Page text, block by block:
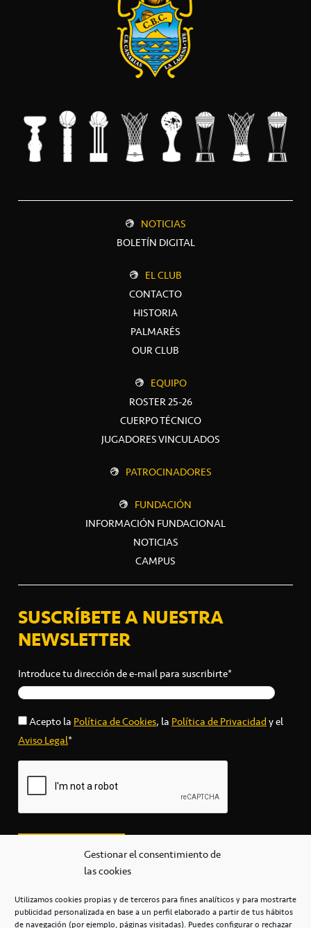
Gestionar el consentimiento de
las cookies
Utilizamos cookies propias y de terceros para fines analíticos y para mostrarte
publicidad personalizada en base a un perfil elaborado a partir de tus hábitos
de navegación (por ejemplo, páginas visitadas). Puedes configurar o rechazar
NOTICIAS
BOLETÍN DIGITAL
EL CLUB
CONTACTO
HISTORIA
PALMARÉS
OUR CLUB
EQUIPO
ROSTER 25-26
CUERPO TÉCNICO
JUGADORES VINCULADOS
PATROCINADORES
FUNDACIÓN
INFORMACIÓN FUNDACIONAL
NOTICIAS
CAMPUS
SUSCRÍBETE A NUESTRA
NEWSLETTER
Introduce tu dirección de e-mail para suscribirte*
Acepto laPolítica de Cookies, laPolítica de Privacidady el
Aviso Legal*
secretaria@cbcanarias.es